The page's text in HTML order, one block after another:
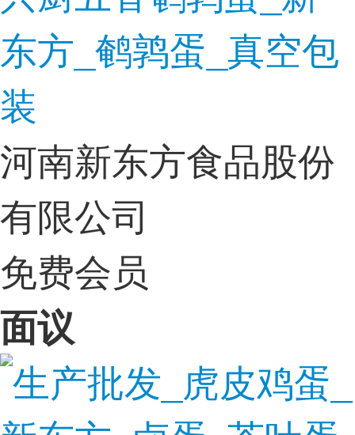
东方_鹌鹑蛋_真空包
装
河南新东方食品股份
有限公司
免费会员
面议